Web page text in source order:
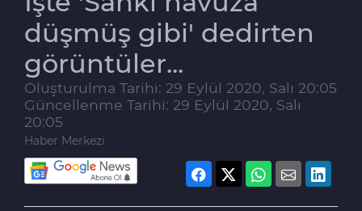
düşmüş gibi' dedirten
görüntüler...
Oluşturulma Tarihi: 29 Eylül 2020, Salı 20:05
Güncellenme Tarihi: 29 Eylül 2020, Salı
20:05
Haber Merkezi